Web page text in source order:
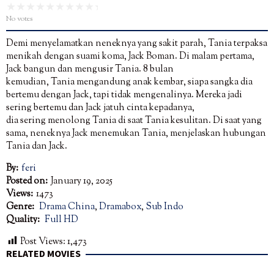
No votes
Demi menyelamatkan neneknya yang sakit parah, Tania terpaksa
menikah dengan suami koma, Jack Boman. Di malam pertama,
Jack bangun dan mengusir Tania. 8 bulan
kemudian, Tania mengandung anak kembar, siapa sangka dia
bertemu dengan Jack, tapi tidak mengenalinya. Mereka jadi
sering bertemu dan Jack jatuh cinta kepadanya,
dia sering menolong Tania di saat Tania kesulitan. Di saat yang
sama, neneknya Jack menemukan Tania, menjelaskan hubungan
Tania dan Jack.
By: feri
Posted on: January 19, 2025
Views: 1473
Genre: Drama China,Dramabox, Sub Indo
Quality: Full HD
Post Views:1,473
RELATED MOVIES